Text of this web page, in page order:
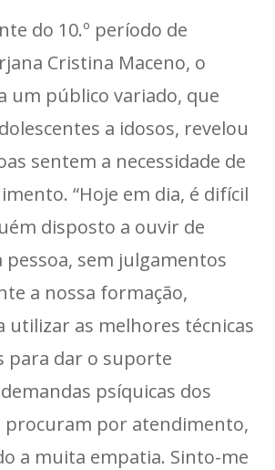
do 10.º período de
Cristina Maceno, o
um público variado, que
a idosos, revelou
sentem a necessidade de
“Hoje em dia, é difícil
disposto a ouvir de
sem julgamentos
a nossa formação,
utilizar as melhores técnicas
para dar o suporte
psíquicas dos
procuram por atendimento,
a muita empatia. Sinto-me